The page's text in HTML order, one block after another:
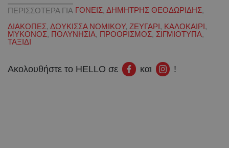
ΠΕΡΙΣΣΟΤΕΡΑ ΓΙΑ ΓΟΝΕΙΣ, ΔΗΜΗΤΡΗΣ ΘΕΟΔΩΡΙΔΗΣ,
ΔΙΑΚΟΠΕΣ, ΔΟΥΚΙΣΣΑ ΝΟΜΙΚΟΥ, ΖΕΥΓΑΡΙ, ΚΑΛΟΚΑΙΡΙ,
ΜΥΚΟΝΟΣ, ΠΟΛΥΝΗΣΙΑ, ΠΡΟΟΡΙΣΜΟΣ, ΣΙΓΜΙΟΤΥΠΑ,
ΤΑΞΙΔΙ
Ακολουθήστε το HELLO σε και !